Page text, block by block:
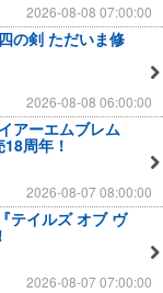
2026-08-08 07:00:00
の剣 ただいま修
2026-08-08 06:00:00
アーエムブレム
周年！
2026-08-07 08:00:00
テイルズ オブ ヴ
2026-08-07 07:00:00